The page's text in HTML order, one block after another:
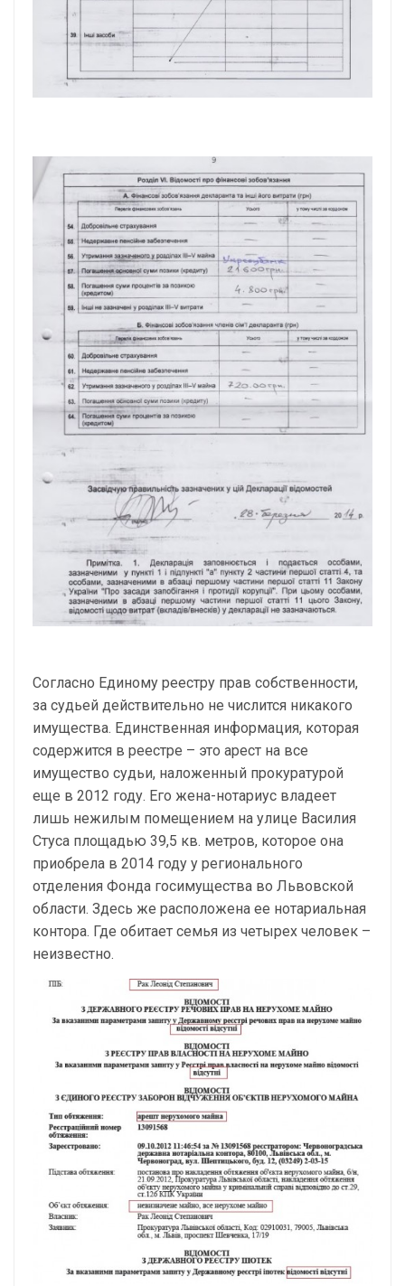
Согласно Единому реестру прав собственности,
за судьей действительно не числится никакого
имущества. Единственная информация, которая
содержится в реестре – это арест на все
имущество судьи, наложенный прокуратурой
еще в 2012 году. Его жена-нотариус владеет
лишь нежилым помещением на улице Василия
Стуса площадью 39,5 кв. метров, которое она
приобрела в 2014 году у регионального
отделения Фонда госимущества во Львовской
области. Здесь же расположена ее нотариальная
контора. Где обитает семья из четырех человек –
неизвестно.